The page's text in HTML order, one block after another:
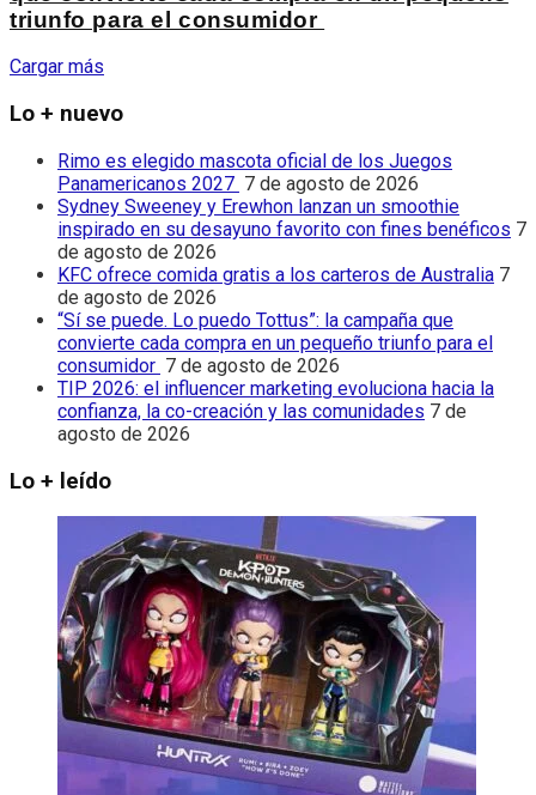
triunfo para el consumidor
Cargar más
Lo + nuevo
Rimo es elegido mascota oficial de los Juegos
Panamericanos 2027 7 de agosto de 2026
Sydney Sweeney y Erewhon lanzan un smoothie
inspirado en su desayuno favorito con fines benéficos 7
de agosto de 2026
KFC ofrece comida gratis a los carteros de Australia 7
de agosto de 2026
“Sí se puede. Lo puedo Tottus”: la campaña que
convierte cada compra en un pequeño triunfo para el
consumidor 7 de agosto de 2026
TIP 2026: el influencer marketing evoluciona hacia la
confianza, la co-creación y las comunidades 7 de
agosto de 2026
Lo + leído